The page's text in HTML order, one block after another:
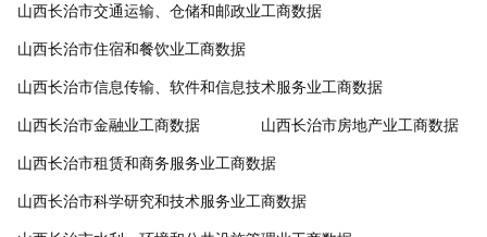
山西长治市交通运输、仓储和邮政业工商数据
山西长治市住宿和餐饮业工商数据
山西长治市信息传输、软件和信息技术服务业工商数据
山西长治市金融业工商数据
山西长治市房地产业工商数据
山西长治市租赁和商务服务业工商数据
山西长治市科学研究和技术服务业工商数据